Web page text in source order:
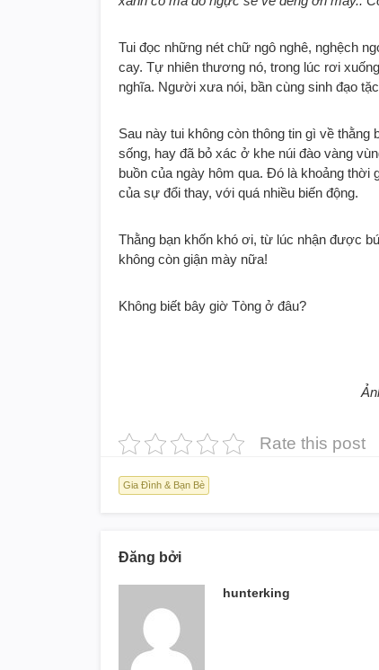
Tui đọc những nét chữ ngô nghê, nghệch
cay. Tự nhiên thương nó, trong lúc rơi
nghĩa. Người xưa nói, bần cùng sinh đạo
Sau này tui không còn thông tin gì về
sống, hay đã bỏ xác ở khe núi đào vàng
buồn của ngày hôm qua. Đó là khoảng
của sự đổi thay, với quá nhiều biến động.
Thằng bạn khốn khó ơi, từ lúc nhận được
không còn giận mày nữa!
Không biết bây giờ Tòng ở đâu?
Rate this post
Gia Đình & Bạn Bè
Đăng bởi
hunterking